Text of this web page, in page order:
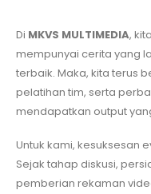
Di MKVS MULTIMEDIA,
mempunyai cerita yang
terbaik. Maka, kita terus
pelatihan tim, serta
mendapatkan output
Untuk kami, kesuksesan
Sejak tahap diskusi,
pemberian rekaman